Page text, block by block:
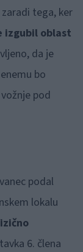
tega, ker
izgubil oblast
da je
bo
pod
podal
lokalu
6. člena